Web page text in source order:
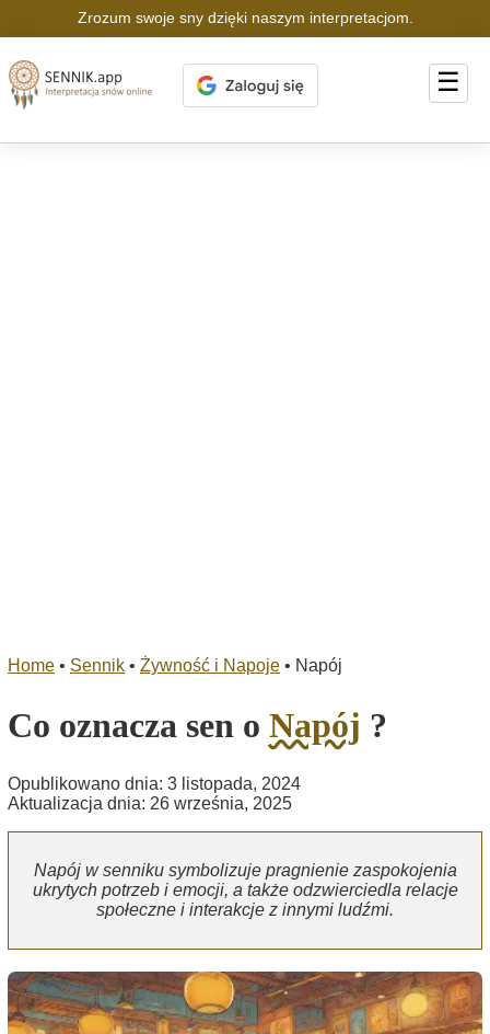
Zrozum swoje sny dzięki naszym interpretacjom.
☰
Home • Sennik • Żywność i Napoje • Napój
Co oznacza sen o Napój ?
Opublikowano dnia: 3 listopada, 2024
Aktualizacja dnia: 26 września, 2025
Napój w senniku symbolizuje pragnienie zaspokojenia
ukrytych potrzeb i emocji, a także odzwierciedla relacje
społeczne i interakcje z innymi ludźmi.